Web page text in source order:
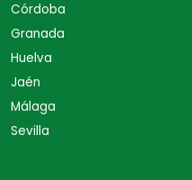
Córdoba
Granada
Huelva
Jaén
Málaga
Sevilla